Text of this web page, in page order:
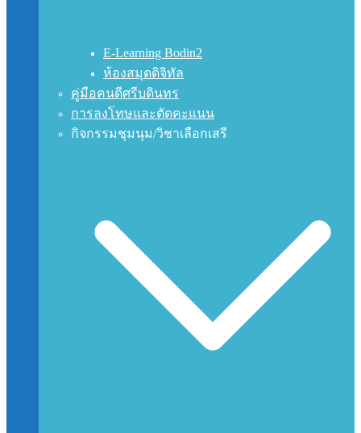
E-Learning Bodin2
ห้องสมุดดิจิทัล
คู่มือคนดีศรีบดินทร
การลงโทษและตัดคะแนน
กิจกรรมชุมนุม/วิชาเลือกเสรี